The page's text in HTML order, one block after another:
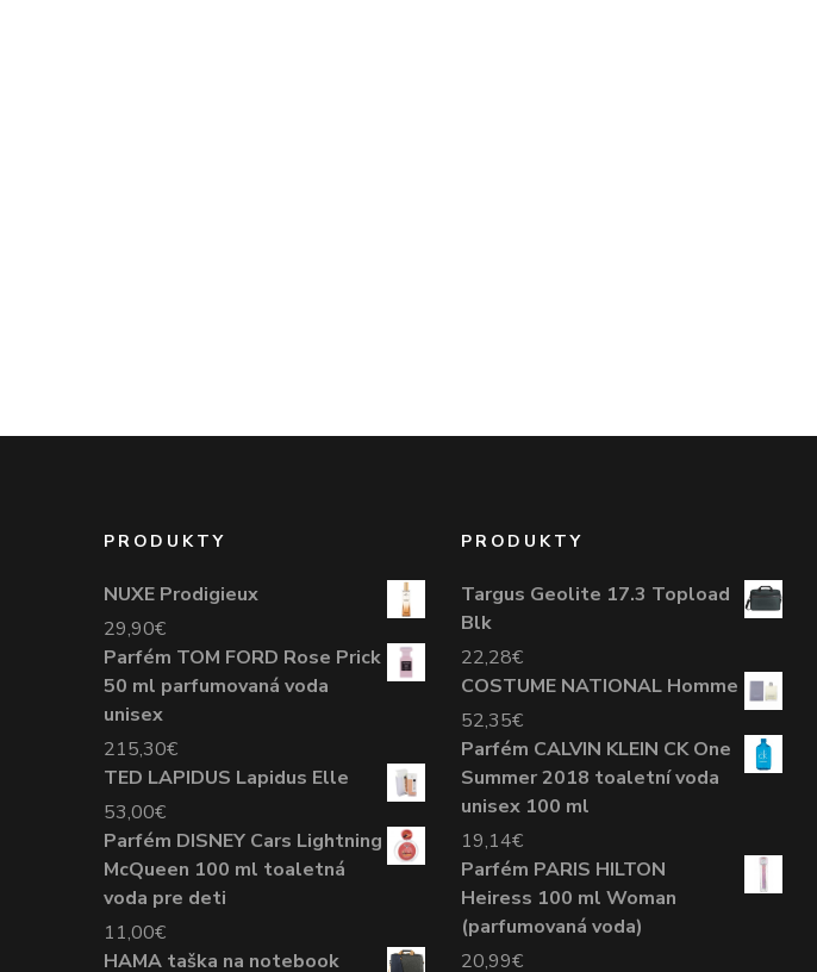
PRODUKTY
NUXE Prodigieux
29,90€
Parfém TOM FORD Rose Prick
50 ml parfumovaná voda
unisex
215,30€
TED LAPIDUS Lapidus Elle
53,00€
Parfém DISNEY Cars Lightning
McQueen 100 ml toaletná
voda pre deti
11,00€
HAMA taška na notebook
PRODUKTY
Targus Geolite 17.3 Topload
Blk
22,28€
COSTUME NATIONAL Homme
52,35€
Parfém CALVIN KLEIN CK One
Summer 2018 toaletní voda
unisex 100 ml
19,14€
Parfém PARIS HILTON
Heiress 100 ml Woman
(parfumovaná voda)
20,99€